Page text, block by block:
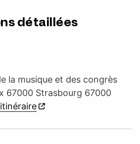
détaillées
la musique et des congrès
67000 Strasbourg 67000